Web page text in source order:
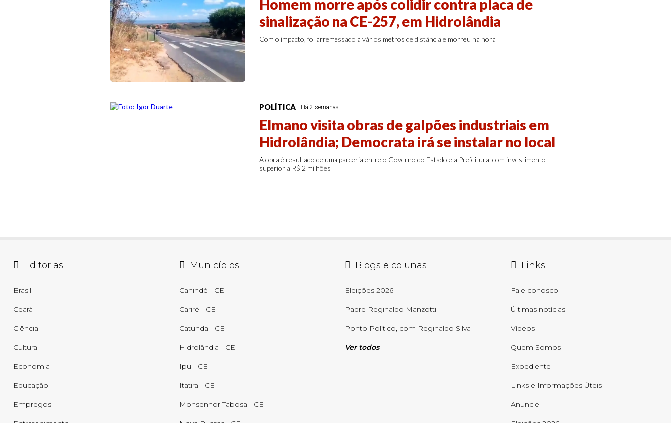
Homem morre após colidir contra placa de
sinalização na CE-257, em Hidrolândia
Com o impacto, foi arremessado a vários metros de distância e morreu na hora
POLÍTICA Há 2 semanas
Elmano visita obras de galpões industriais em
Hidrolândia; Democrata irá se instalar no local
A obra é resultado de uma parceria entre o Governo do Estado e a Prefeitura, com investimento
superior a R$ 2 milhões
Editorias
Brasil
Ceará
Ciência
Cultura
Economia
Educação
Empregos
Municípios
Canindé - CE
Cariré - CE
Catunda - CE
Hidrolândia - CE
Ipu - CE
Itatira - CE
Monsenhor Tabosa - CE
Blogs e colunas
Eleições 2026
Padre Reginaldo Manzotti
Ponto Político, com Reginaldo Silva
Ver todos
Links
Fale conosco
Últimas notícias
Vídeos
Quem Somos
Expediente
Links e Informações Úteis
Anuncie